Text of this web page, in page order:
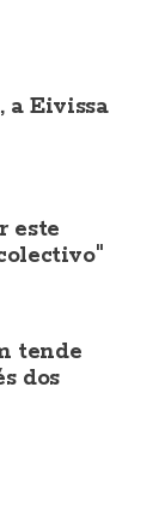
a Eivissa
este
tende
dos